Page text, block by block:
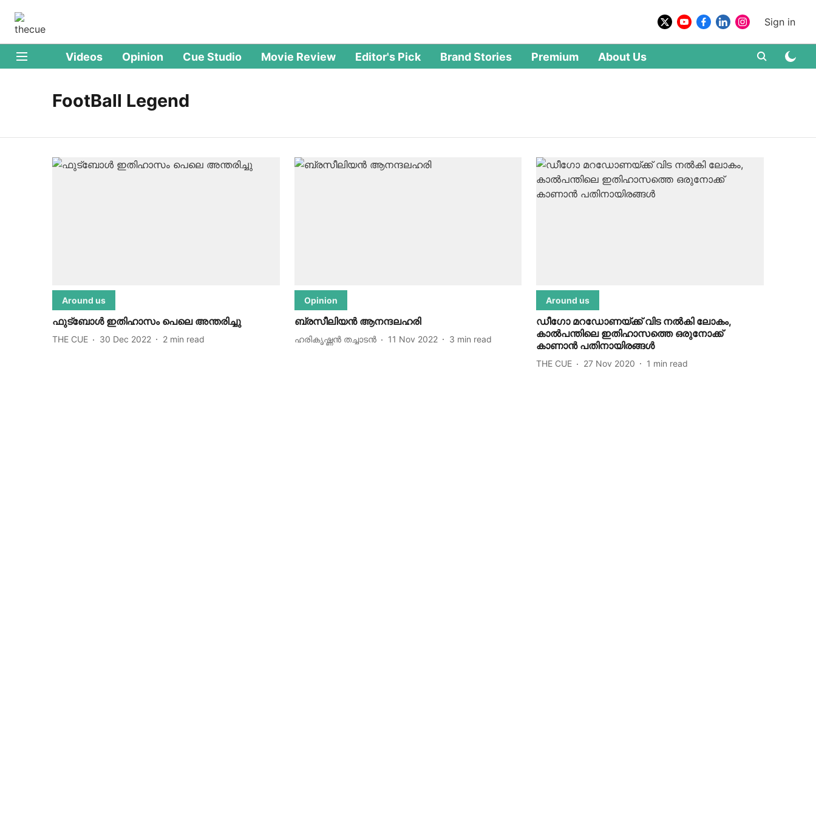
Sign in
Videos Opinion Cue Studio Movie Review Editor's Pick Brand Stories Premium About Us
FootBall Legend
Around us
ഫുട്ബോൾ ഇതിഹാസം പെലെ അന്തരിച്ചു
THE CUE 30 Dec 2022 2 min read
Opinion
ബ്രസീലിയൻ ആനന്ദലഹരി
ഹരികൃഷ്ണൻ തച്ചാടൻ 11 Nov 2022 3 min read
Around us
ഡീഗോ മറഡോണയ്ക്ക് വിട നല്‍കി ലോകം,
കാല്‍പന്തിലെ ഇതിഹാസത്തെ ഒരുനോക്ക്
കാണാന്‍ പതിനായിരങ്ങള്‍
THE CUE 27 Nov 2020 1 min read